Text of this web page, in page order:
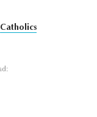
Catholics